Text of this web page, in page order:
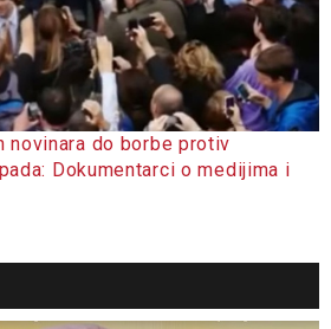
novinara do borbe protiv
Dokumentarci o medijima i